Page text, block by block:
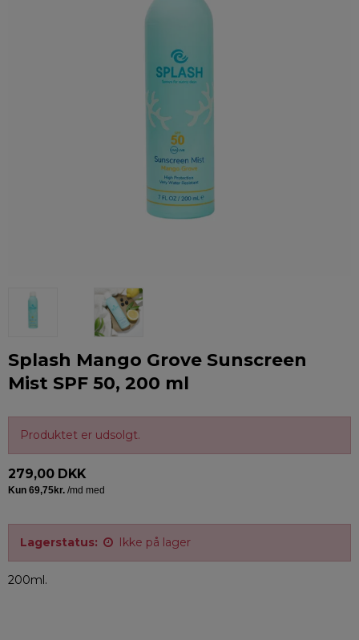
Splash Mango Grove Sunscreen
Mist SPF 50, 200 ml
Produktet er udsolgt.
279,00 DKK
Lagerstatus: Ikke på lager
200ml.